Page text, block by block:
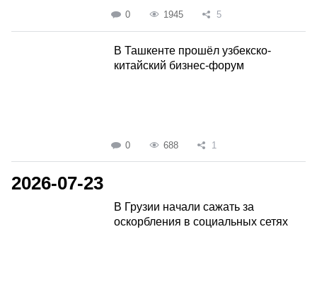
0 1945 5
В Ташкенте прошёл узбекско-
китайский бизнес-форум
0 688 1
2026-07-23
В Грузии начали сажать за
оскорбления в социальных сетях